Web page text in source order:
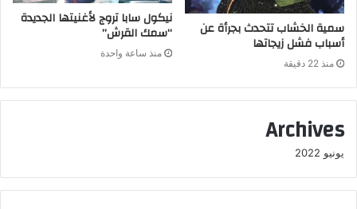
سمية الخشاب تتحدث بجرأة عن
أسباب فشل زيجاتها
منذ 22 دقيقة
نيكول سابا تروج لأغنيتها الجديدة
“سمك القرش”
منذ ساعة واحدة
Archives
يونيو 2022